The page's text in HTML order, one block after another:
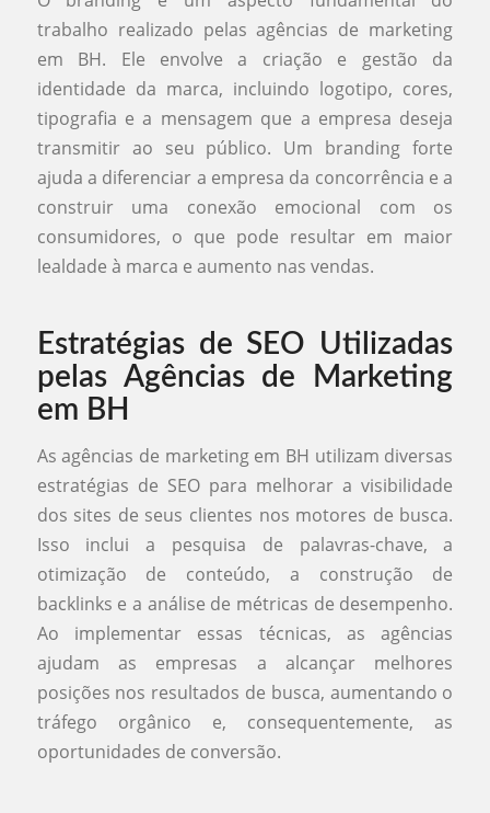
trabalho realizado pelas agências de marketing
em BH. Ele envolve a criação e gestão da
identidade da marca, incluindo logotipo, cores,
tipografia e a mensagem que a empresa deseja
transmitir ao seu público. Um branding forte
ajuda a diferenciar a empresa da concorrência e a
construir uma conexão emocional com os
consumidores, o que pode resultar em maior
lealdade à marca e aumento nas vendas.
Estratégias de SEO Utilizadas
pelas Agências de Marketing
em BH
As agências de marketing em BH utilizam diversas
estratégias de SEO para melhorar a visibilidade
dos sites de seus clientes nos motores de busca.
Isso inclui a pesquisa de palavras-chave, a
otimização de conteúdo, a construção de
backlinks e a análise de métricas de desempenho.
Ao implementar essas técnicas, as agências
ajudam as empresas a alcançar melhores
posições nos resultados de busca, aumentando o
tráfego orgânico e, consequentemente, as
oportunidades de conversão.